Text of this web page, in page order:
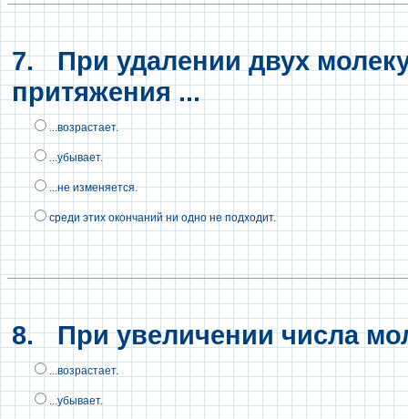
7. При удалении двух
притяжения ...
...возрастает.
...убывает.
...не изменяется.
среди этих окончаний ни одно не подходит.
8. При увеличении числа
...возрастает.
...убывает.